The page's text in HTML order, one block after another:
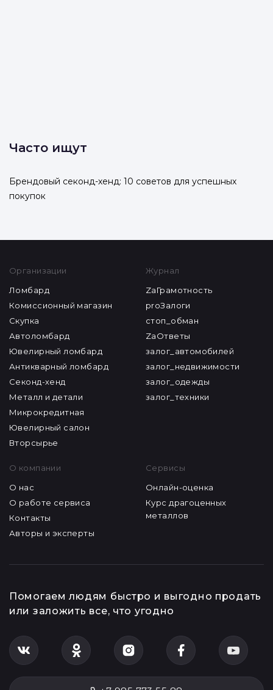
Часто ищут
Брендовый секонд-хенд: 10 советов для успешных
покупок
Организации
Ломбард
Комиссионный магазин
Скупка
Автоломбард
Ювелирный ломбард
Антикварный ломбард
Секонд-хенд
Металл и детали
Микрокредитная
Ювелирный салон
Вторсырье
Журнал
ZaГрамотность
proЗалоги
стоп_обман
ZaОтветы
залог_автомобилей
залог_недвижимости
залог_одежды
залог_техники
О компании
О нас
О работе сервиса
Контакты
Авторы и эксперты
Сервисы
Онлайн-оценка
Курс драгоценных
металлов
Помогаем людям быстро и выгодно продать
или заложить все, что угодно